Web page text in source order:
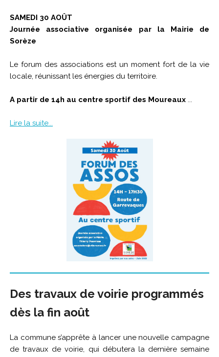
SAMEDI 30 AOÛT
Journée associative organisée par la Mairie de
Sorèze
Le forum des associations est un moment fort de la vie
locale, réunissant les énergies du territoire.
A partir de 14h au centre sportif des Moureaux ...
Lire la suite...
Des travaux de voirie programmés
dès la fin août
La commune s’apprête à lancer une nouvelle campagne
de travaux de voirie, qui débutera la dernière semaine